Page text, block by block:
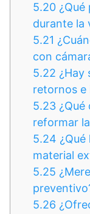
5.20 ¿Qué
durante la
5.21
con
5.22 ¿Hay
retornos e
5.23
reformar
5.24
material
5.25
5.26